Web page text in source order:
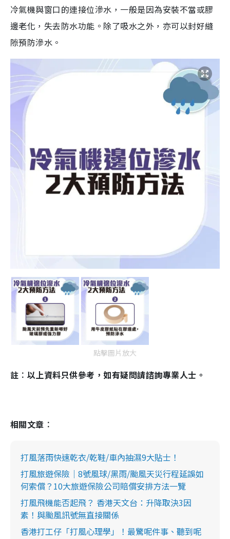
冷氣機與窗口的連接位滲水，一般是因為安裝不當或膠
邊老化，失去防水功能。除了吸水之外，亦可以封好縫
隙預防滲水。
點擊圖片放大
註︰以上資料只供參考，如有疑問請諮詢專業人士。
相關文章︰
打風落雨快速乾衣/乾鞋/車內抽濕9大貼士！
打風旅遊保險｜8號風球/黑雨/颱風天災行程延誤如
何索償？10大旅遊保險公司賠償安排方法一覽
打風飛機能否起飛？ 香港天文台：升降取決3因
素！與颱風訊號無直接關係
香港打工仔「打風心理學」！最驚呢件事、聽到呢